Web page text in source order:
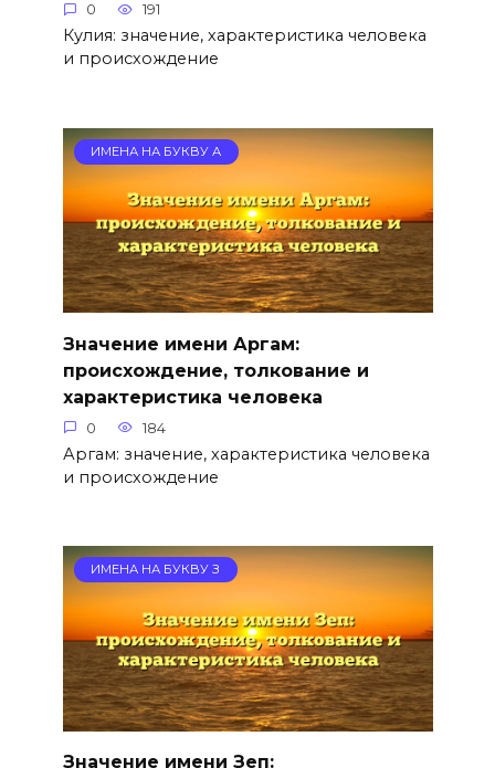
0 191
Кулия: значение, характеристика человека
и происхождение
ИМЕНА НА БУКВУ А
Значение имени Аргам:
происхождение, толкование и
характеристика человека
0 184
Аргам: значение, характеристика человека
и происхождение
ИМЕНА НА БУКВУ З
Значение имени Зеп: